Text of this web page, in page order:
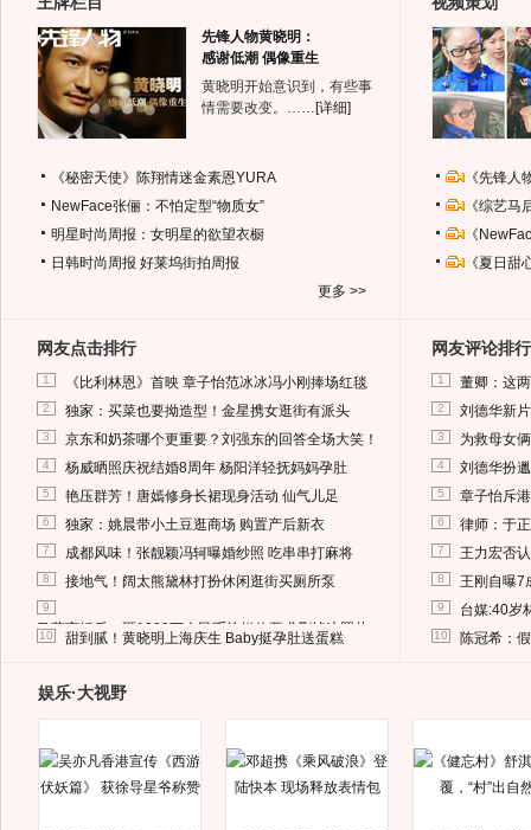
先锋人物黄晓明：
感谢低潮 偶像重生
黄晓明开始意识到，有些事
情需要改变。…… [详细]
《秘密天使》陈翔情迷金素恩YURA
NewFace张俪：不怕定型“物质女”
明星时尚周报：女明星的欲望衣橱
日韩时尚周报 好莱坞街拍周报
更多 >>
《先锋
《综艺
《
《夏日
网友点击排行
1 《比利林恩》首映 章子怡范冰冰冯小刚捧场红毯
2 独家：买菜也要拗造型！金星携女逛街有派头
3 京东和奶茶哪个更重要？刘强东的回答全场大笑！
4 杨威晒照庆祝结婚8周年 杨阳洋轻抚妈妈孕肚
5 艳压群芳！唐嫣修身长裙现身活动 仙气儿足
6 独家：姚晨带小土豆逛商场 购置产后新衣
7 成都风味！张靓颖冯轲曝婚纱照 吃串串打麻将
8 接地气！阔太熊黛林打扮休闲逛街买厕所泵
9
马蓉离婚后，砸1000万人民币给媒体要求删掉这照片
10 甜到腻！黄晓明上海庆生 Baby挺孕肚送蛋糕
网友评论排行
1 董卿：这
2 刘德华新
3 为救母女
4 刘德华扮
5 章子怡斥
6 律师：于
7 王力宏否
8 王刚自曝7
9 台媒:40岁
10 陈冠希：
娱乐·大视野